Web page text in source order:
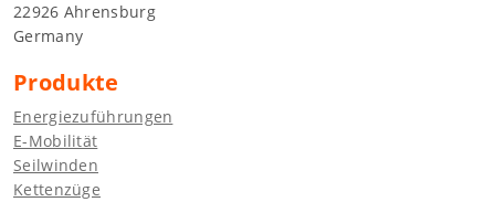
22926 Ahrensburg
Germany
Produkte
Energiezuführungen
E-Mobilität
Seilwinden
Kettenzüge